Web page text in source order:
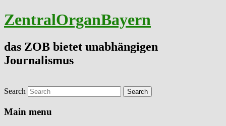
ZentralOrganBayern
das ZOB bietet unabhängigen
Journalismus
Search
Main menu